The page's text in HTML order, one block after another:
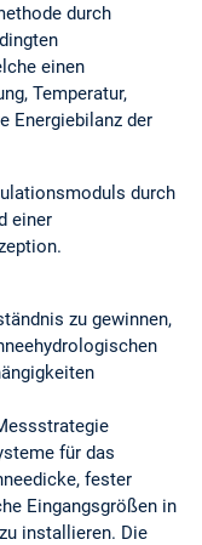
durch
einen
Temperatur,
Energiebilanz der
durch
einer
zu gewinnen,
für das
fester
Eingangsgrößen in
installieren. Die